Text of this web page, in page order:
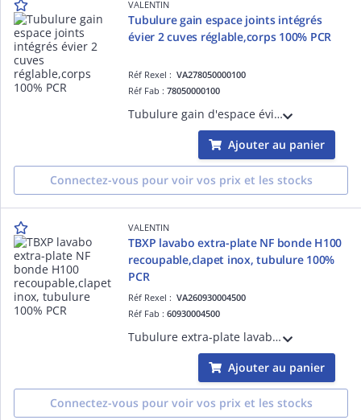
VALENTIN
Tubulure gain espace joints intégrés
évier 2 cuves réglable,corps 100% PCR
Réf Rexel :VA278050000100
Réf Fab :78050000100
Tubulure gain d'espace évier 2 cuves CONNECTIC, bi-matière, joints intégrés, H sous évier 65,5 mm, entrée 1'1/2, sortie D=40, débit 62 l/min, corps plastique 100 % recyclé, montage 10 x plus rapide, réglage H/L/P, prises MàL et trop-plein.
Ajouter au panier
Connectez-vous pour voir vos prix et les stocks
VALENTIN
TBXP lavabo extra-plate NF bonde H100
recoupable,clapet inox, tubulure 100%
PCR
Réf Rexel :VA260930004500
Réf Fab :60930004500
Tubulure extra-plate lavabo, bonde H100 recoupable, clapet serti inox digiclic/fixe, serr 5-87 mm, sortie 1'1/4, 1 prise MàL, 2 prises trop-plein, réglable 114-275 mm, corps plastique 100% recyclé, H sous vasque 40 mm, débit 39 l/min, NF.
Ajouter au panier
Connectez-vous pour voir vos prix et les stocks